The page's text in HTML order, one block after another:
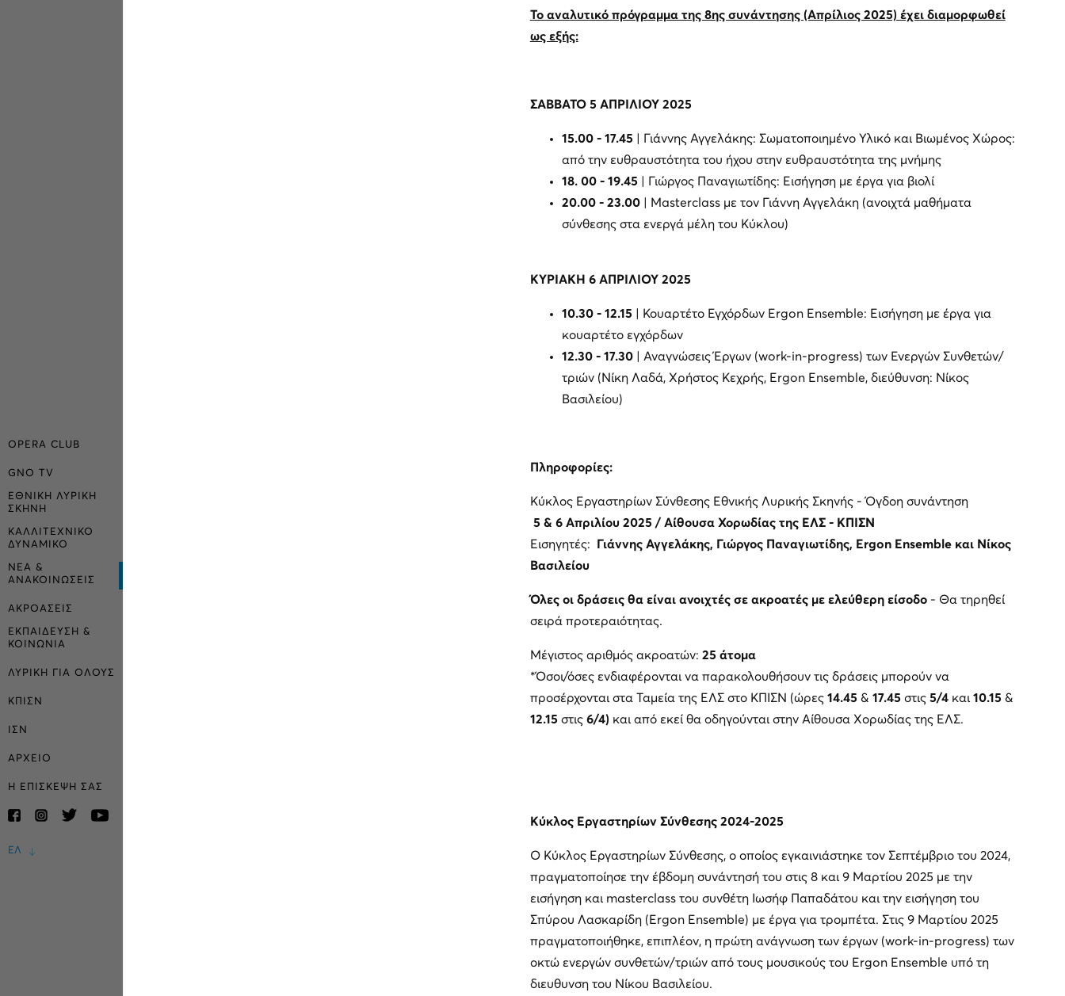
OPERA CLUB
GNO TV
ΕΘΝΙΚΗ ΛΥΡΙΚΗ
ΣΚΗΝΗ
ΚΑΛΛΙΤΕΧΝΙΚΟ
ΔΥΝΑΜΙΚΟ
ΝΕΑ &
ΑΝΑΚΟΙΝΩΣΕΙΣ
ΑΚΡΟΑΣΕΙΣ
ΕΚΠΑΙΔΕΥΣΗ &
ΚΟΙΝΩΝΙΑ
ΛΥΡΙΚΗ ΓΙΑ ΟΛΟΥΣ
ΚΠΙΣΝ
ΙΣΝ
ΑΡΧΕΙΟ
Η ΕΠΙΣΚΕΨΗ ΣΑΣ
ΕΛ
Το αναλυτικό πρόγραμμα της 8ης συνάντησης (Απρίλιος 2025) έχει διαμορφωθεί
ως εξής:
ΣΑΒΒΑΤΟ 5 ΑΠΡΙΛΙΟΥ 2025
15.00 - 17.45| Γιάννης Αγγελάκης: Σωματοποιημένο Υλικό και Βιωμένος Χώρος:
από την ευθραυστότητα του ήχου στην ευθραυστότητα της μνήμης
18. 00 - 19.45| Γιώργος Παναγιωτίδης: Εισήγηση με έργα για βιολί
20.00 - 23.00| Masterclass με τον Γιάννη Αγγελάκη (ανοιχτά μαθήματα
σύνθεσης στα ενεργά μέλη του Κύκλου)
ΚΥΡΙΑΚΗ 6 ΑΠΡΙΛΙΟΥ 2025
10.30 - 12.15| Κουαρτέτο Εγχόρδων Ergon Ensemble: Εισήγηση με έργα για
κουαρτέτο εγχόρδων
12.30 - 17.30| Αναγνώσεις Έργων (work-in-progress) των Ενεργών Συνθετών/
τριών (Νίκη Λαδά, Χρήστος Κεχρής, Ergon Ensemble, διεύθυνση: Νίκος
Βασιλείου)
Πληροφορίες:
Κύκλος Εργαστηρίων Σύνθεσης Εθνικής Λυρικής Σκηνής - Όγδοη συνάντηση
5 & 6 Απριλίου 2025 / Αίθουσα Χορωδίας της ΕΛΣ - ΚΠΙΣΝ
Εισηγητές:
Γιάννης Αγγελάκης, Γιώργος Παναγιωτίδης, Ergon Ensemble και Νίκος
Βασιλείου
Όλες οι δράσεις θα είναι ανοιχτές σε ακροατές με ελεύθερη είσοδο- Θα τηρηθεί
σειρά προτεραιότητας.
Μέγιστος αριθμός ακροατών: 25 άτομα
*Όσοι/όσες ενδιαφέρονται να παρακολουθήσουν τις δράσεις μπορούν να
προσέρχονται στα Ταμεία της ΕΛΣ στο ΚΠΙΣΝ (ώρες 14.45& 17.45στις 5/4και 10.15&
12.15στις 6/4) και από εκεί θα οδηγούνται στην Αίθουσα Χορωδίας της ΕΛΣ.
Κύκλος Εργαστηρίων Σύνθεσης 2024-2025
Ο Κύκλος Εργαστηρίων Σύνθεσης, ο οποίος εγκαινιάστηκε τον Σεπτέμβριο του 2024,
πραγματοποίησε την έβδομη συνάντησή του στις 8 και 9 Μαρτίου 2025 με την
εισήγηση και masterclass του συνθέτη Ιωσήφ Παπαδάτου και την εισήγηση του
Σπύρου Λασκαρίδη (Ergon Ensemble) με έργα για τρομπέτα. Στις 9 Μαρτίου 2025
πραγματοποιήθηκε, επιπλέον, η πρώτη ανάγνωση των έργων (work-in-progress) των
οκτώ ενεργών συνθετών/τριών από τους μουσικούς του Ergon Ensemble υπό τη
διευθυνση του Νίκου Βασιλείου.